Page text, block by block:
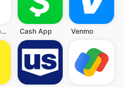
Trade Republic: Broker & Bank Cash App Venmo